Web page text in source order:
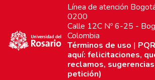
Línea de atención
0200
Calle 12C Nº 6-25 -
Colombia
Términos de uso |
aquí: felicitaciones,
reclamos,
petición)